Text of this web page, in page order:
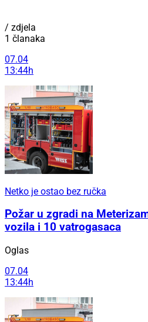
/ zdjela
1 članaka
07.04
13:44h
Netko je ostao bez ručka
Požar u zgradi na
vozila i 10 vatrogasaca
Oglas
07.04
13:44h